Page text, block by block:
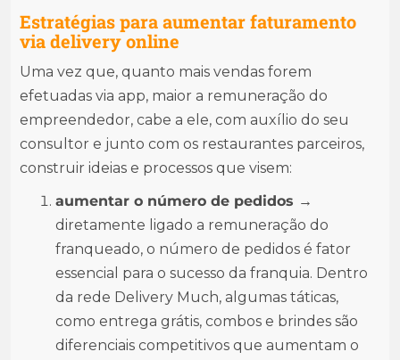
Estratégias para aumentar faturamento
via delivery online
Uma vez que, quanto mais vendas forem
efetuadas via app, maior a remuneração do
empreendedor, cabe a ele, com auxílio do seu
consultor e junto com os restaurantes parceiros,
construir ideias e processos que visem:
aumentar o número de pedidos →
diretamente ligado a remuneração do
franqueado, o número de pedidos é fator
essencial para o sucesso da franquia. Dentro
da rede Delivery Much, algumas táticas,
como entrega grátis, combos e brindes são
diferenciais competitivos que aumentam o